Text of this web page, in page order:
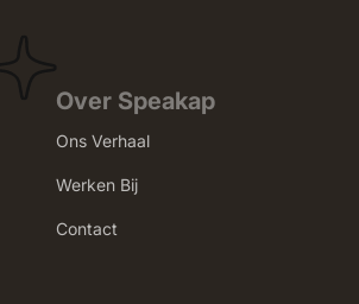
Over Speakap
Ons Verhaal
Werken Bij
Contact